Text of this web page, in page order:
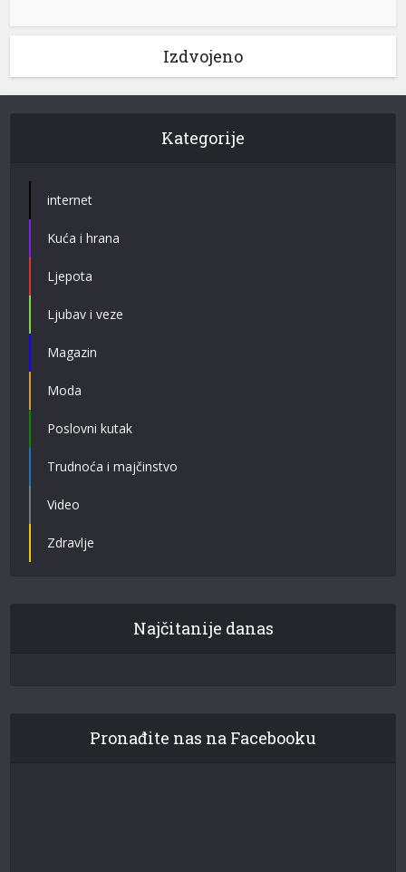
Izdvojeno
Kategorije
internet
Kuća i hrana
Ljepota
Ljubav i veze
Magazin
Moda
Poslovni kutak
Trudnoća i majčinstvo
Video
Zdravlje
Najčitanije danas
Pronađite nas na Facebooku